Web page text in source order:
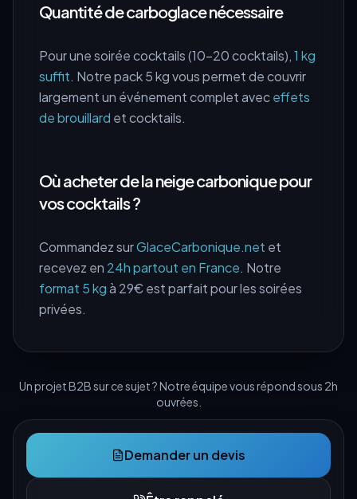
Quantité de carboglace nécessaire
Pour une soirée cocktails (10-20 cocktails),1 kg
suffit. Notre pack 5 kg vous permet de couvrir
largement un événement complet aveceffets
de brouillard et cocktails.
Où acheter de la neige carbonique pour
vos cocktails ?
Commandez surGlaceCarbonique.net et
recevez en 24h partout en France. Notre
format 5 kgà 29€ est parfait pour les soirées
privées.
Un projet B2B sur ce sujet ? Notre équipe vous répond sous 2h
ouvrées.
Demander un devis